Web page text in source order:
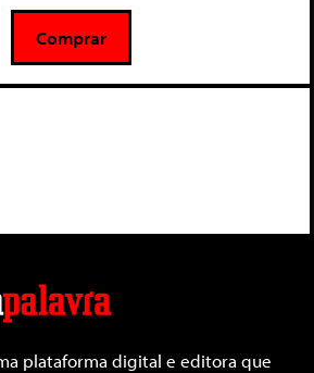
5
Comprar
plataforma digital e editora que